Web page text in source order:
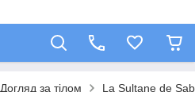
Догляд за тілом La Sultane de